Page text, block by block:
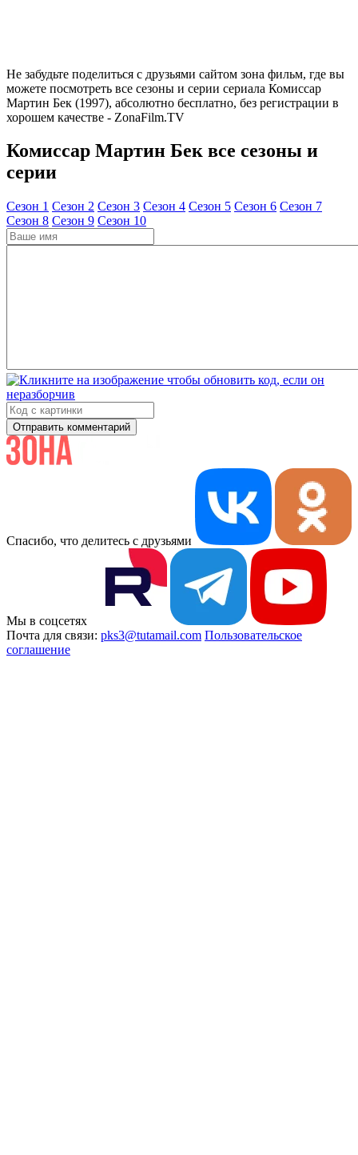
Не забудьте поделиться с друзьями сайтом зона фильм, где вы
можете посмотреть все сезоны и серии сериала Комиссар
Мартин Бек (1997), абсолютно бесплатно, без регистрации в
хорошем качестве - ZonaFilm.TV
Комиссар Мартин Бек все сезоны и
серии
Cезон 1 Cезон 2 Cезон 3 Cезон 4 Cезон 5 Cезон 6 Cезон 7
Cезон 8 Cезон 9 Cезон 10
Отправить комментарий
Спасибо, что делитесь с друзьями
Мы в соцсетях
Почта для связи: pks3@tutamail.com Пользовательское
соглашение